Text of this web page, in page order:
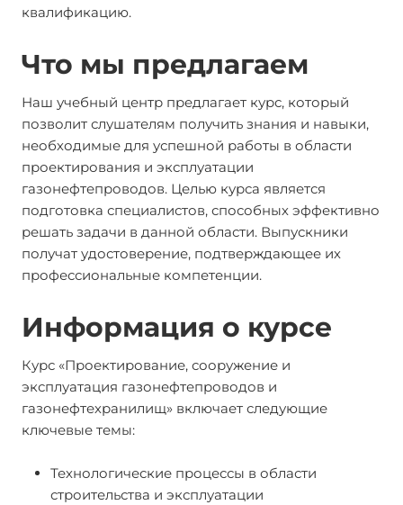
квалификацию.
Что мы предлагаем
Наш учебный центр предлагает курс, который
позволит слушателям получить знания и навыки,
необходимые для успешной работы в области
проектирования и эксплуатации
газонефтепроводов. Целью курса является
подготовка специалистов, способных эффективно
решать задачи в данной области. Выпускники
получат удостоверение, подтверждающее их
профессиональные компетенции.
Информация о курсе
Курс «Проектирование, сооружение и
эксплуатация газонефтепроводов и
газонефтехранилищ» включает следующие
ключевые темы:
Технологические процессы в области
строительства и эксплуатации